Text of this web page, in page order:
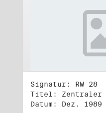
Signatur: RW 28
Datum: Dez.